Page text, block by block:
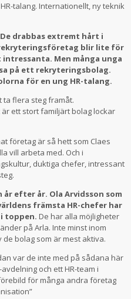
talang. Internationellt, ny teknik
drabbas extremt hårt i
blir lite för
Men många unga
på ett rekryteringsbolag.
för en ung HR-talang.
ta flera steg framåt.
ett stort familjärt bolag lockar
företag är så hett som Claes
vill arbeta med. Och i
duktiga chefer, intressant
år efter år. Ola Arvidsson som
främsta HR-chefer har
toppen. De har alla möjligheter
på Arla. Inte minst inom
bolag som är mest aktiva.
var de inte med på sådana här
och ett HR-team i
för många andra företag